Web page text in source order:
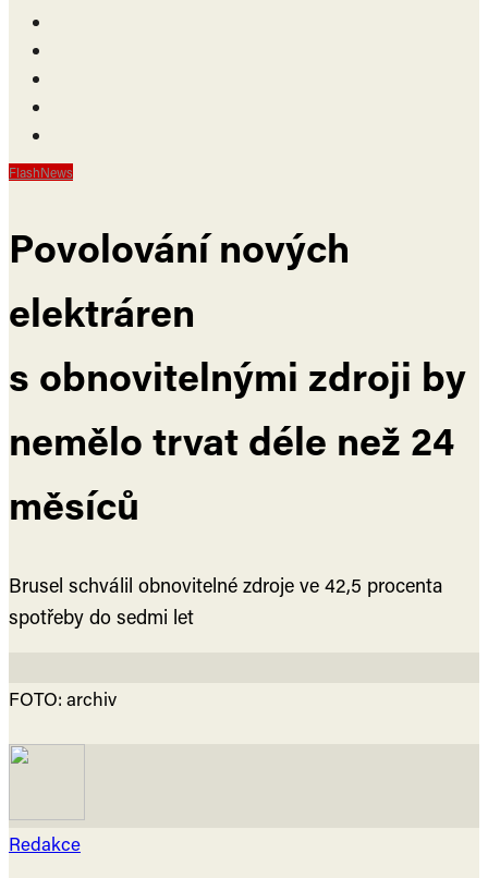
FlashNews
Povolování nových
elektráren
s obnovitelnými zdroji by
nemělo trvat déle než 24
měsíců
Brusel schválil obnovitelné zdroje ve 42,5 procenta
spotřeby do sedmi let
FOTO: archiv
Redakce